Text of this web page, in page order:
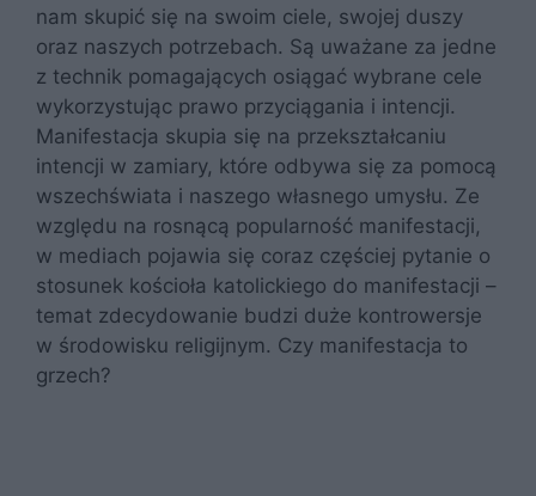
nam skupić się na swoim ciele, swojej duszy
oraz naszych potrzebach. Są uważane za jedne
z technik pomagających osiągać wybrane cele
wykorzystując prawo przyciągania i intencji.
Manifestacja skupia się na przekształcaniu
intencji w zamiary, które odbywa się za pomocą
wszechświata i naszego własnego umysłu. Ze
względu na rosnącą popularność manifestacji,
w mediach pojawia się coraz częściej pytanie o
stosunek kościoła katolickiego do manifestacji –
temat zdecydowanie budzi duże kontrowersje
w środowisku religijnym. Czy manifestacja to
grzech?